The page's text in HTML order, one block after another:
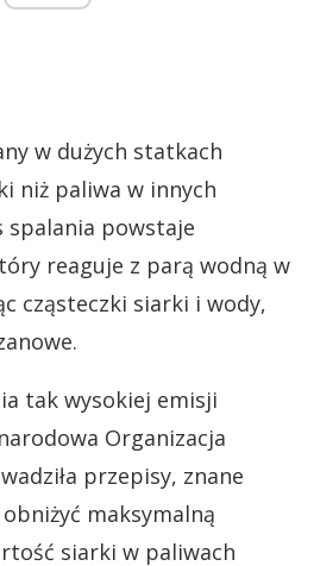
w dużych statkach
niż paliwa w innych
spalania powstaje
reaguje z parą wodną w
cząsteczki siarki i wody,
tak wysokiej emisji
Organizacja
przepisy, znane
maksymalną
siarki w paliwach